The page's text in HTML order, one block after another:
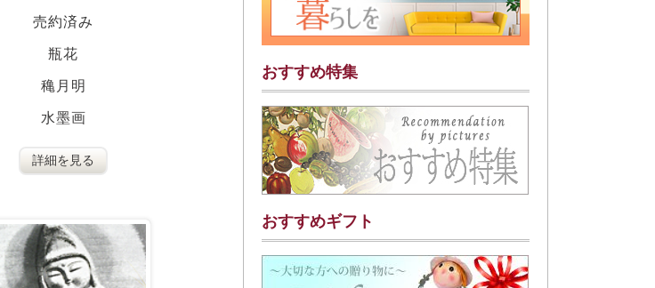
売約済み
瓶花
穐月明
水墨画
詳細を見る
おすすめ特集
おすすめギフト